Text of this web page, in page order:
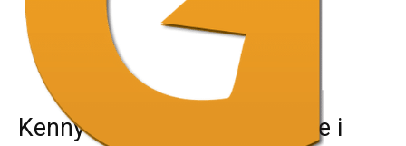
Kenny Pickett er slået tilbage i